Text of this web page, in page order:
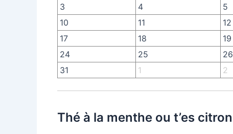
3
4 5
10
11 12
17
18 19
24
25 26
31
1 2
Thé à la menthe ou t’es citron